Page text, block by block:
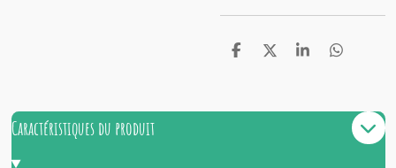
P
a
P
a
P
a
P
a
Caractéristiques du produit